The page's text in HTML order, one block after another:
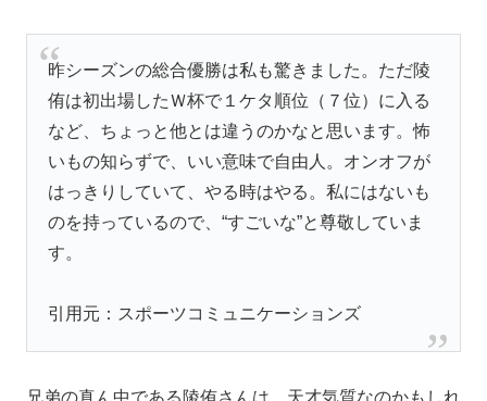
昨シーズンの総合優勝は私も驚きました。ただ陵
侑は初出場したＷ杯で１ケタ順位（７位）に入る
など、ちょっと他とは違うのかなと思います。怖
いもの知らずで、いい意味で自由人。オンオフが
はっきりしていて、やる時はやる。私にはないも
のを持っているので、“すごいな”と尊敬していま
す。
引用元：スポーツコミュニケーションズ